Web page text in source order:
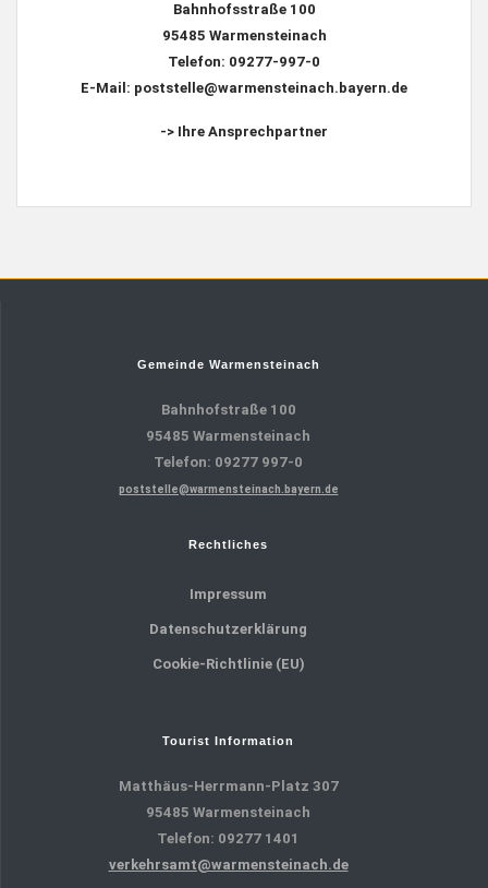
Bahnhofsstraße 100
95485 Warmensteinach
Telefon: 09277-997-0
E-Mail: poststelle@warmensteinach.bayern.de
-> Ihre Ansprechpartner
Gemeinde Warmensteinach
Bahnhofstraße 100
95485 Warmensteinach
Telefon: 09277 997-0
poststelle@warmensteinach.bayern.de
Rechtliches
Impressum
Datenschutzerklärung
Cookie-Richtlinie (EU)
Tourist Information
Matthäus-Herrmann-Platz 307
95485 Warmensteinach
Telefon: 09277 1401
verkehrsamt@warmensteinach.de